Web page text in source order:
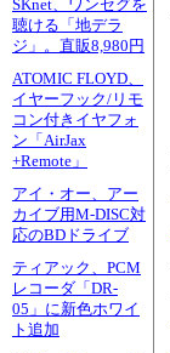
SKnet、ワンセグを
聴ける「地デラ
ジ」。直販8,980円
ATOMIC FLOYD、
イヤーフック/リモ
コン付きイヤフォ
ン「AirJax
+Remote」
アイ・オー、アー
カイブ用M-DISC対
応のBDドライブ
ティアック、PCM
レコーダ「DR-
05」に新色ホワイ
ト追加